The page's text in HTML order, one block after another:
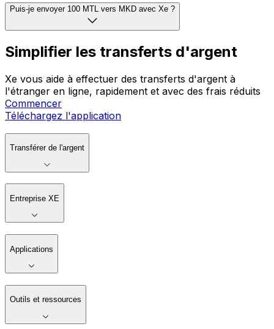
Puis-je envoyer 100 MTL vers MKD avec Xe ?
Simplifier les transferts d'argent
Xe vous aide à effectuer des transferts d'argent à
l'étranger en ligne, rapidement et avec des frais réduits
Commencer
Téléchargez l'application
Transférer de l'argent
Entreprise XE
Applications
Outils et ressources